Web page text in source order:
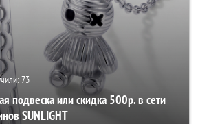
73
подвеска или скидка 500р. в сети
SUNLIGHT